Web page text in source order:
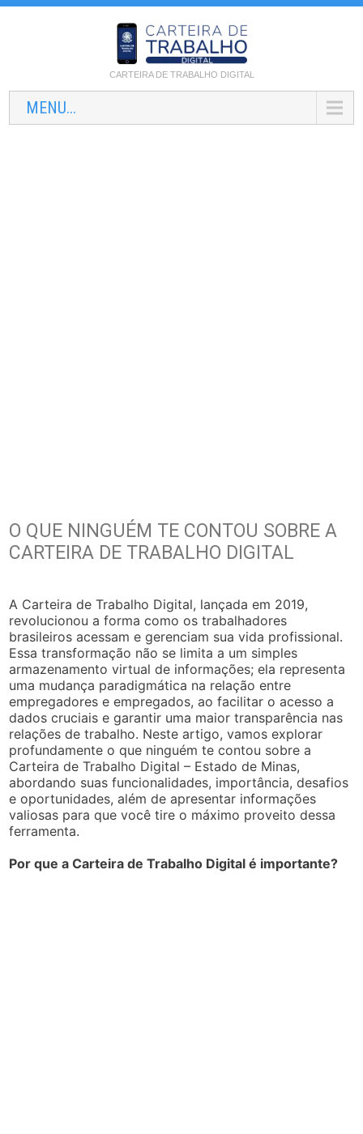
CARTEIRA DE TRABALHO DIGITAL
MENU...
O QUE NINGUÉM TE CONTOU SOBRE A
CARTEIRA DE TRABALHO DIGITAL
A Carteira de Trabalho Digital, lançada em 2019,
revolucionou a forma como os trabalhadores
brasileiros acessam e gerenciam sua vida profissional.
Essa transformação não se limita a um simples
armazenamento virtual de informações; ela representa
uma mudança paradigmática na relação entre
empregadores e empregados, ao facilitar o acesso a
dados cruciais e garantir uma maior transparência nas
relações de trabalho. Neste artigo, vamos explorar
profundamente o que ninguém te contou sobre a
Carteira de Trabalho Digital – Estado de Minas,
abordando suas funcionalidades, importância, desafios
e oportunidades, além de apresentar informações
valiosas para que você tire o máximo proveito dessa
ferramenta.
Por que a Carteira de Trabalho Digital é importante?